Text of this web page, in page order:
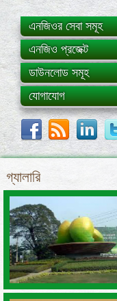
এনজিওর সেবা সমূহ
এনজিও প্রজেক্ট
ডাউনলোড সমূহ
যোগাযোগ
গ্যালারি